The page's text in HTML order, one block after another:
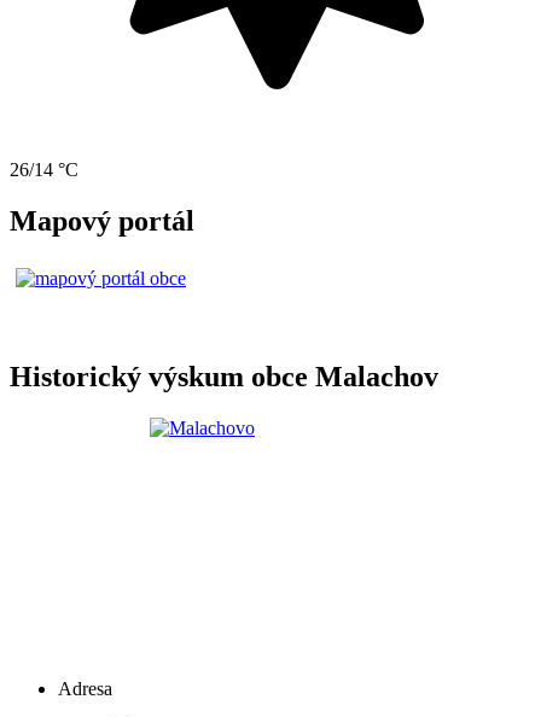
26/14 °C
Mapový portál
Historický výskum obce Malachov
Adresa